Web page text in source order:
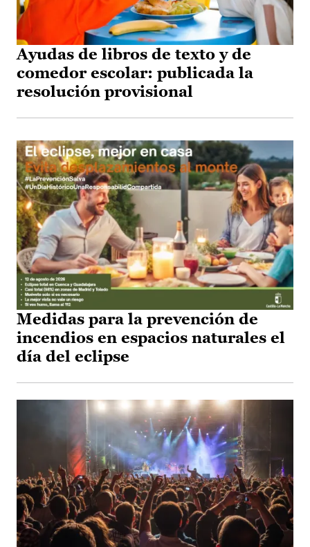
Ayudas de libros de texto y de
comedor escolar: publicada la
resolución provisional
Medidas para la prevención de
incendios en espacios naturales el
día del eclipse